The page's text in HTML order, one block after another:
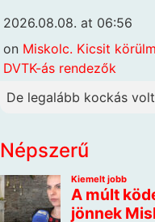
2026.08.08. at 06:56
on Miskolc. Kicsit
DVTK-ás rendezők
De legalább kockás
Népszerű